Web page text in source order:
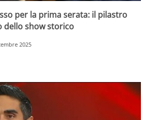
per la prima serata: il pilastro
dello show storico
2025